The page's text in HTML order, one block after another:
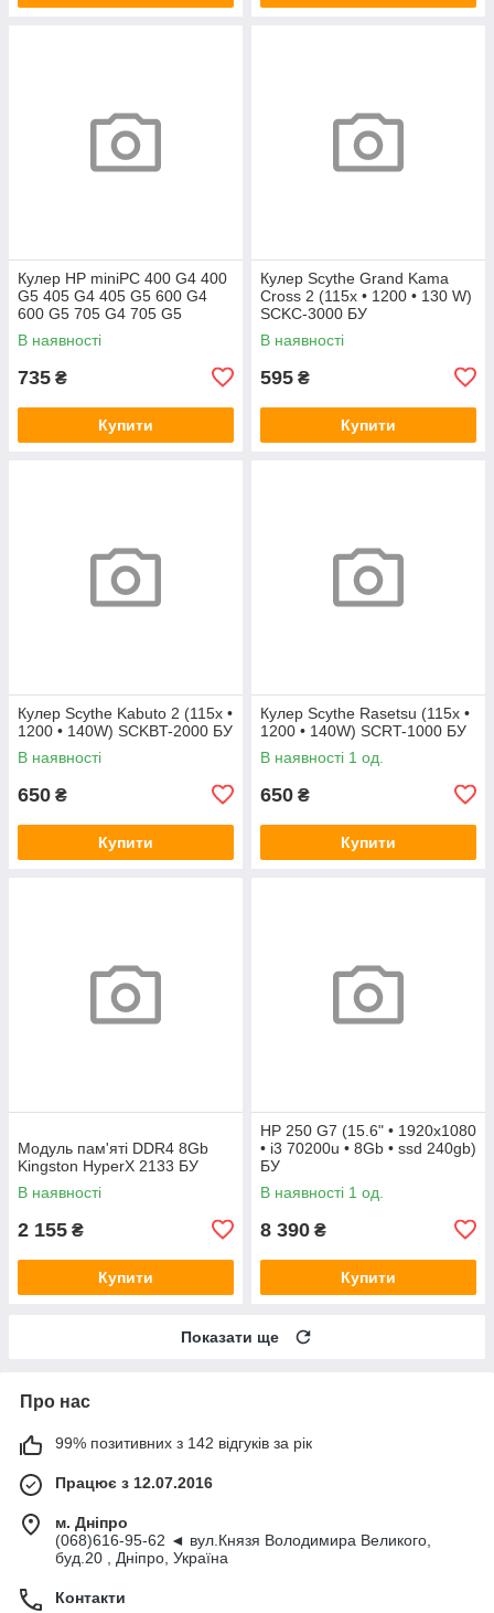
Кулер HP miniPC 400 G4 400
G5 405 G4 405 G5 600 G4
600 G5 705 G4 705 G5
(L19561-001)
В наявності
735 ₴
Купити
Кулер Scythe Grand Kama
Cross 2 (115x • 1200 • 130 W)
SCKC-3000 БУ
В наявності
595 ₴
Купити
Кулер Scythe Kabuto 2 (115x •
1200 • 140W) SCKBT-2000 БУ
В наявності
650 ₴
Купити
Кулер Scythe Rasetsu (115x •
1200 • 140W) SCRT-1000 БУ
В наявності 1 од.
650 ₴
Купити
Модуль пам'яті DDR4 8Gb
Kingston HyperX 2133 БУ
В наявності
2 155 ₴
Купити
HP 250 G7 (15.6" • 1920х1080
• i3 70200u • 8Gb • ssd 240gb)
БУ
В наявності 1 од.
8 390 ₴
Купити
Показати ще
Про нас
99% позитивних з 142 відгуків за рік
Працює з 12.07.2016
м. Дніпро
(068)616-95-62 ◄ вул.Князя Володимира Великого,
буд.20 , Дніпро, Україна
Контакти